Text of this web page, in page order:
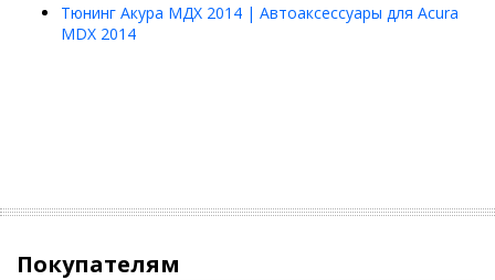
Тюнинг Акура МДХ 2014 | Автоаксессуары для Acura
MDX 2014
Покупателям